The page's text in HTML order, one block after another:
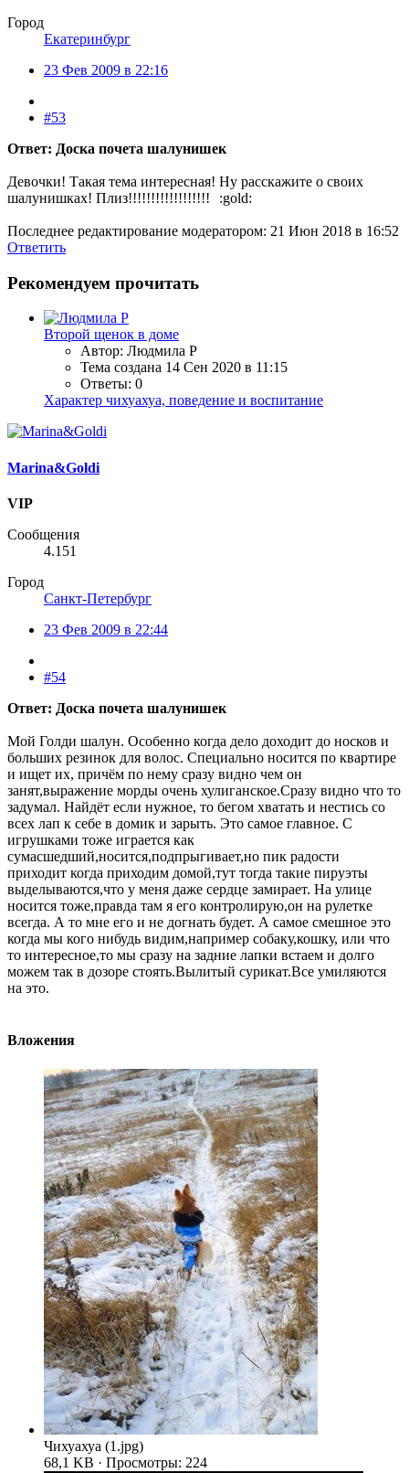
Город
Екатеринбург
23 Фев 2009 в 22:16
#53
Ответ: Доска почета шалунишек
Девочки! Такая тема интересная! Ну расскажите о своих
шалунишках! Плиз!!!!!!!!!!!!!!!!!!
:gold:
Последнее редактирование модератором: 21 Июн 2018 в 16:52
Ответить
Рекомендуем прочитать
Второй щенок в доме
Автор: Людмила Р
Тема создана 14 Сен 2020 в 11:15
Ответы: 0
Характер чихуахуа, поведение и воспитание
Marina&Goldi
VIP
Сообщения
4.151
Город
Санкт-Петербург
23 Фев 2009 в 22:44
#54
Ответ: Доска почета шалунишек
Мой Голди шалун. Особенно когда дело доходит до носков и
больших резинок для волос. Специально носится по квартире
и ищет их, причём по нему сразу видно чем он
занят,выражение морды очень хулиганское.Сразу видно что то
задумал. Найдёт если нужное, то бегом хватать и нестись со
всех лап к себе в домик и зарыть. Это самое главное. С
игрушками тоже играется как
сумасшедший,носится,подпрыгивает,но пик радости
приходит когда приходим домой,тут тогда такие пируэты
выделываются,что у меня даже сердце замирает. На улице
носится тоже,правда там я его контролирую,он на рулетке
всегда. А то мне его и не догнать будет. А самое смешное это
когда мы кого нибудь видим,например собаку,кошку, или что
то интересное,то мы сразу на задние лапки встаем и долго
можем так в дозоре стоять.Вылитый сурикат.Все умиляются
на это.
Вложения
Чихуахуа (1.jpg)
68,1 KB · Просмотры: 224